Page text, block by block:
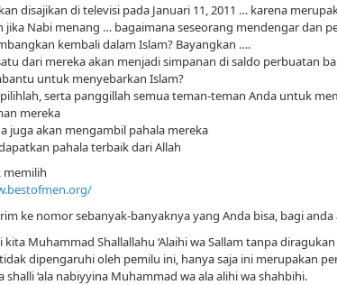
disajikan di televisi pada Januari 11, 2011 … karena
jika Nabi menang … bagaimana seseorang mendengar dan
kembali dalam Islam? Bayangkan ….
dari mereka akan menjadi simpanan di saldo perbuatan
untuk menyebarkan Islam?
serta panggillah semua teman-teman Anda untuk
mereka
juga akan mengambil pahala mereka
pahala terbaik dari Allah
memilih
ke nomor sebanyak-banyaknya yang Anda bisa, bagi anda
kita Muhammad Shallallahu ‘Alaihi wa Sallam tanpa
dipengaruhi oleh pemilu ini, hanya saja ini merupakan
shalli ‘ala nabiyyina Muhammad wa ala alihi wa shahbihi.